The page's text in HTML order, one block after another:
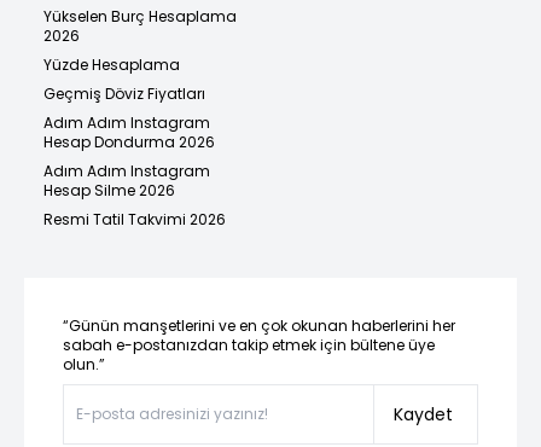
Yükselen Burç Hesaplama
2026
Yüzde Hesaplama
Geçmiş Döviz Fiyatları
Adım Adım Instagram
Hesap Dondurma 2026
Adım Adım Instagram
Hesap Silme 2026
Resmi Tatil Takvimi 2026
“Günün manşetlerini ve en çok okunan haberlerini her
sabah e-postanızdan takip etmek için bültene üye
olun.”
Kaydet